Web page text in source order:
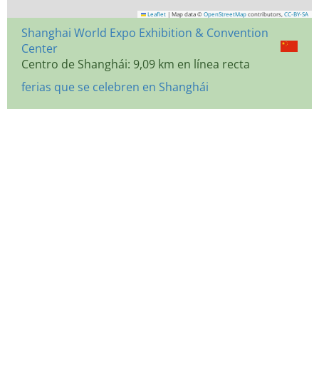
Leaflet | Map data © OpenStreetMap contributors, CC-BY-SA
Shanghai World Expo Exhibition & Convention
Center
Centro de Shanghái: 9,09 km en línea recta
ferias que se celebren en Shanghái